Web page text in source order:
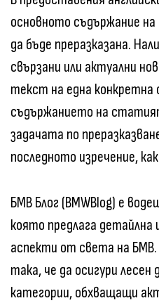
основното съдържание
да бъде преразказана.
свързани или актуални
текст на една
съдържанието на
задачата по
последното изречение,
БМВ Блог (BMWBlog) е
която предлага детайлна
аспекти от света на
така, че да осигури
категории, обхващащи